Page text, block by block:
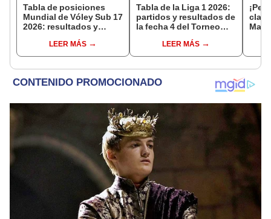
Tabla de posiciones
Mundial de Vóley Sub 17
2026: resultados y
de gruposLEER MÁS
Tabla de la Liga 1 2026:
partidos y resultados de
la fecha 4 del Torneo
del Acumulado
LEER MÁS